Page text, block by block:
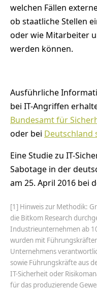
welchen Fällen
ob staatliche Stellen
oder wie Mitarbeiter
werden können.
Ausführliche
bei IT-Angriffen
Bundesamt für
oder bei Deutschland
Eine Studie zu IT-
Sabotage in der
am 25. April 2016 bei
[1] Hinweis zur Methodik:
die Bitkom Research
Industrieunternehmen ab
wurden mit
Unternehmens
sowie Führungskräfte aus
IT-Sicherheit oder
für das produzierende